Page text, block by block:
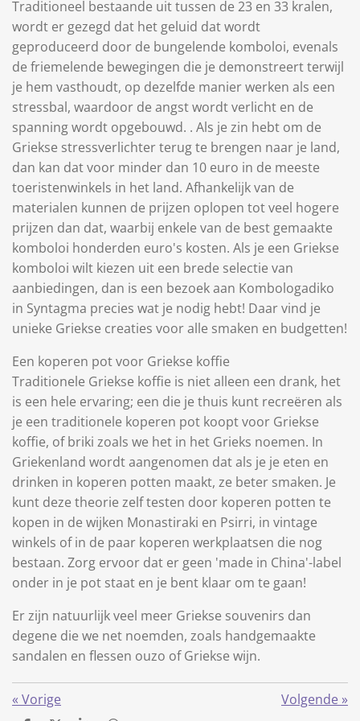
Traditioneel bestaande uit tussen de 23 en 33 kralen,
wordt er gezegd dat het geluid dat wordt
geproduceerd door de bungelende komboloi, evenals
de friemelende bewegingen die je demonstreert terwijl
je hem vasthoudt, op dezelfde manier werken als een
stressbal, waardoor de angst wordt verlicht en de
spanning wordt opgebouwd. . Als je zin hebt om de
Griekse stressverlichter terug te brengen naar je land,
dan kan dat voor minder dan 10 euro in de meeste
toeristenwinkels in het land. Afhankelijk van de
materialen kunnen de prijzen oplopen tot veel hogere
prijzen dan dat, waarbij enkele van de best gemaakte
komboloi honderden euro's kosten. Als je een Griekse
komboloi wilt kiezen uit een brede selectie van
aanbiedingen, dan is een bezoek aan Kombologadiko
in Syntagma precies wat je nodig hebt! Daar vind je
unieke Griekse creaties voor alle smaken en budgetten!
Een koperen pot voor Griekse koffie
Traditionele Griekse koffie is niet alleen een drank, het
is een hele ervaring; een die je thuis kunt recreëren als
je een traditionele koperen pot koopt voor Griekse
koffie, of briki zoals we het in het Grieks noemen. In
Griekenland wordt aangenomen dat als je je eten en
drinken in koperen potten maakt, ze beter smaken. Je
kunt deze theorie zelf testen door koperen potten te
kopen in de wijken Monastiraki en Psirri, in vintage
winkels of in de paar koperen werkplaatsen die nog
bestaan. Zorg ervoor dat er geen 'made in China'-label
onder in je pot staat en je bent klaar om te gaan!
Er zijn natuurlijk veel meer Griekse souvenirs dan
degene die we net noemden, zoals handgemaakte
sandalen en flessen ouzo of Griekse wijn.
« Vorige Volgende »